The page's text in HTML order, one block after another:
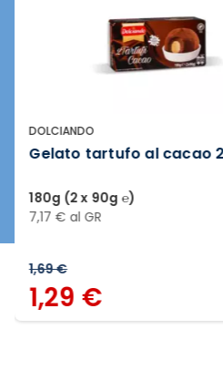
DOLCIANDO
Gelato tartufo al cacao
180g (2 x 90g ℮)
7,17 € al GR
1,69 €
1,29 €